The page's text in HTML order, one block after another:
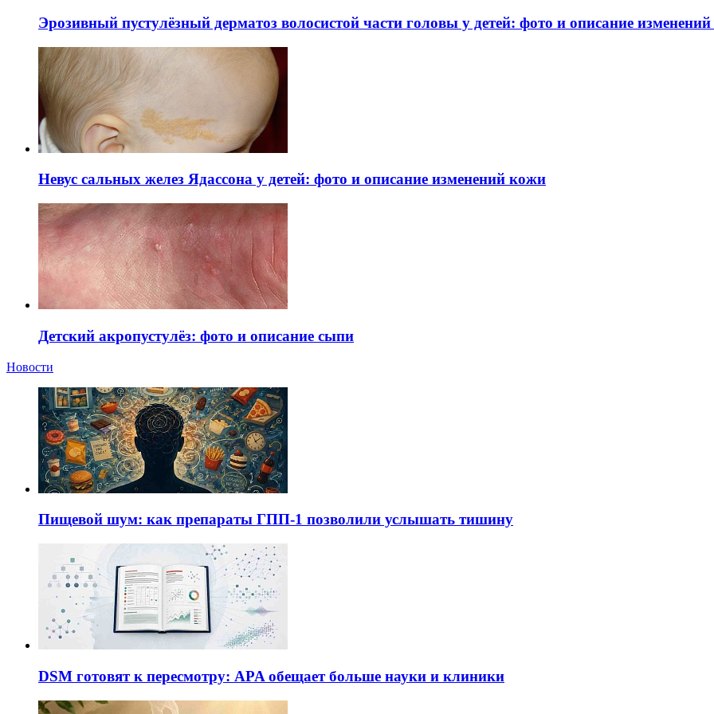
Эрозивный пустулёзный дерматоз волосистой части головы у детей: фото и описание
Невус сальных желез Ядассона у детей: фото и описание изменений кожи
Детский акропустулёз: фото и описание сыпи
Новости
Пищевой шум: как препараты ГПП-1 позволили услышать тишину
DSM готовят к пересмотру: APA обещает больше науки и клиники